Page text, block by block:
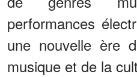
performances
une nouvelle ère
musique et de la